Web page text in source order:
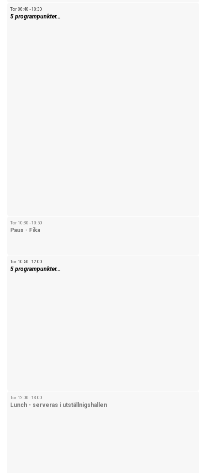
Tor 08:40 - 10:30
5 programpunkter...
Tor 10:30 - 10:50
Paus - Fika
Tor 10:50 - 12:00
5 programpunkter...
Tor 12:00 - 13:00
Lunch - serveras i utställnigshallen